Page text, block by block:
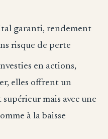
garanti, rendement
risque de perte
en actions,
elles offrent un
mais avec une
à la baisse